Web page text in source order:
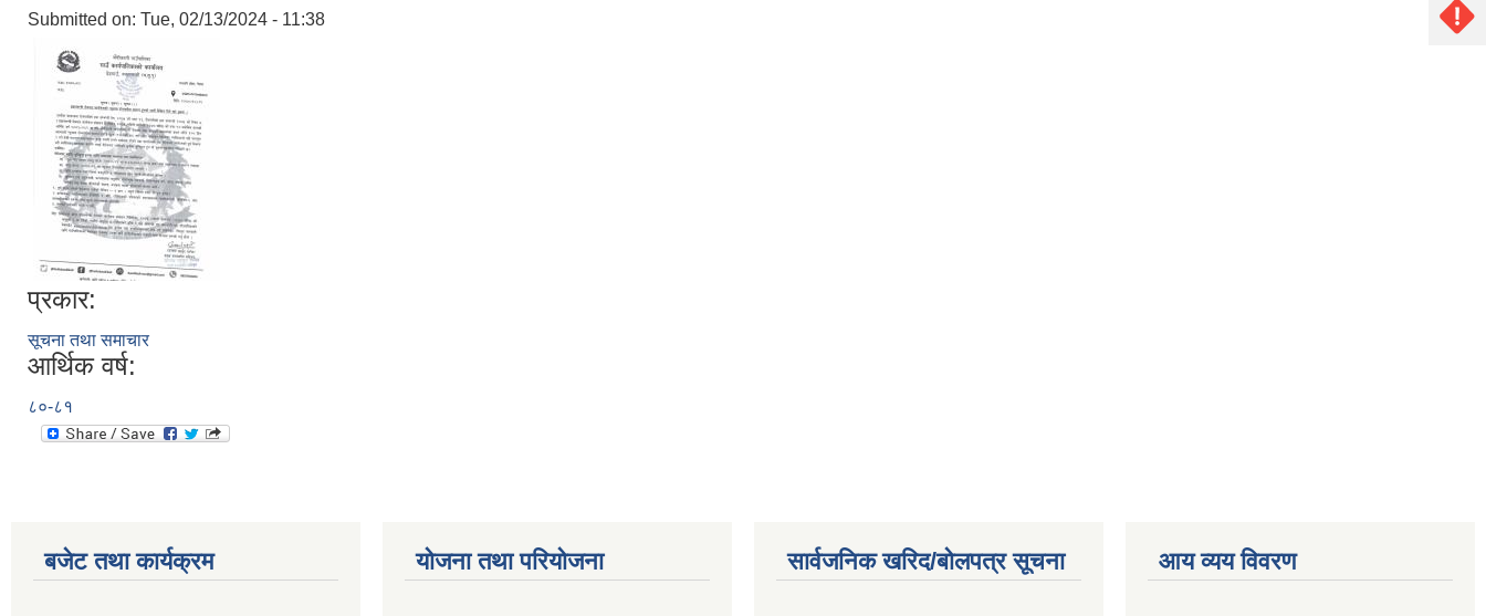
Submitted on: Tue, 02/13/2024 - 11:38
प्रकार:
सूचना तथा समाचार
आर्थिक वर्ष:
८०-८१
बजेट तथा कार्यक्रम योजना तथा परियोजना सार्वजनिक खरिद/बोलपत्र सूचना आय व्यय विवरण